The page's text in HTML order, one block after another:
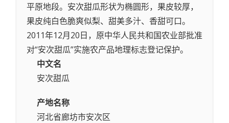
平原地段。安次甜瓜形状为椭圆形，果皮较厚，
果皮纯白色脆爽似梨、甜美多汁、香甜可口。
2011年12月20日，原中华人民共和国农业部批准
对“安次甜瓜”实施农产品地理标志登记保护。
中文名
安次甜瓜
产地名称
河北省廊坊市安次区